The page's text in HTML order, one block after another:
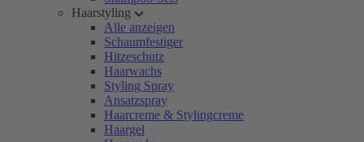
Haarstyling
Alle anzeigen
Schaumfestiger
Hitzeschutz
Haarwachs
Styling Spray
Ansatzspray
Haarcreme & Stylingcreme
Haargel